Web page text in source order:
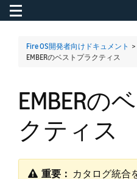
Toggle navigation
Fire OS開発者向けドキュメント >
EMBERのベストプラクティス
EMBERの
クティス
重要：
カタログ統合